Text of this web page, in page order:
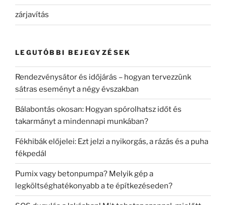
zárjavítás
LEGUTÓBBI BEJEGYZÉSEK
Rendezvénysátor és időjárás – hogyan tervezzünk
sátras eseményt a négy évszakban
Bálabontás okosan: Hogyan spórolhatsz időt és
takarmányt a mindennapi munkában?
Fékhibák előjelei: Ezt jelzi a nyikorgás, a rázás és a puha
fékpedál
Pumix vagy betonpumpa? Melyik gép a
legköltséghatékonyabb a te építkezéseden?